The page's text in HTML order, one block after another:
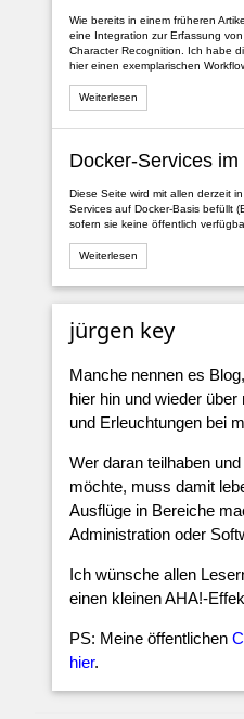
Wie bereits in einem früheren
eine Integration zur Erfassung
Character Recognition. Ich habe
hier einen exemplarischen
Weiterlesen
Docker-Services
Diese Seite wird mit allen derzeit
Services auf Docker-Basis befüllt
sofern sie keine öffentlich
Weiterlesen
jürgen key
Manche nennen es
hier hin und wieder
und Erleuchtungen bei
Wer daran teilhaben
möchte, muss damit
Ausflüge in Bereiche
Administration oder
Ich wünsche allen
einen kleinen AHA!-
PS: Meine öffentlichen
hier.